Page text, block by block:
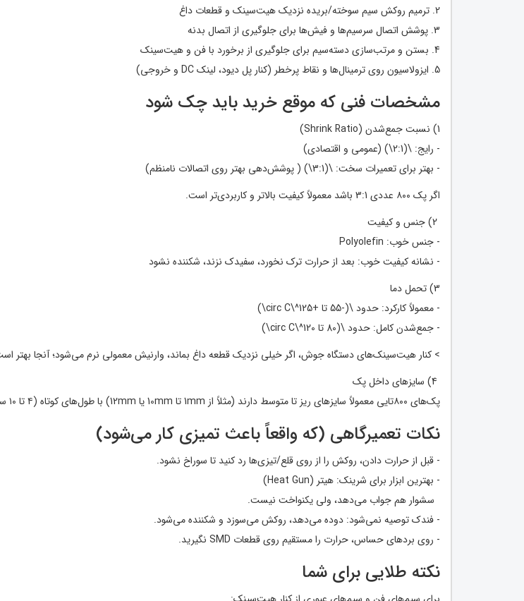
2. ترمیم روکش سیم سوخته/بریده نزدیک هیت‌سینک و قطعات داغ
3. پوشش اتصال سرسیم‌ها و فیش‌ها برای جلوگیری از اتصال بدنه
4. بستن و مرتب‌سازی دسته‌سیم برای جلوگیری از برخورد با فن و هیت‌سینک
5. ایزولاسیون روی ترمینال‌ها و نقاط پرخطر (کنار پل دیود، لینک DC و خروجی)
مشخصات فنی که موقع خرید باید چک شود
1) نسبت جمع‌شدن (Shrink Ratio)
- رایج: \(2:1\) (عمومی و اقتصادی)
- بهتر برای تعمیرات سخت: \(3:1\) ( پوشش‌دهی بهتر روی اتصالات نامنظم)
اگر پک ۸۰۰ عددی 3:1 باشد معمولاً کیفیت بالاتر و کاربردی‌تر است.
- جنس خوب: Polyolefin
- نشانه کیفیت خوب: بعد از حرارت ترک نخورد، سفیدک نزند، شکننده نشود
3) تحمل دما
- معمولاً کارکرد: حدود \(-55 تا +125^\circ C\)
- جمع‌شدن کامل: حدود \(80 تا 120^\circ C\)
> کنار هیت‌سینک‌های دستگاه جوش، اگر خیلی نزدیک قطعه داغ بماند، وارنیش معمولی نرم می‌شود؛ آنجا بهتر
پک‌های ۸۰۰تایی معمولاً سایزهای ریز تا متوسط دارند (مثلاً از 1mm تا 10mm یا 12mm) با طول‌های کوتاه (۴ تا ۱۰ سانت).
نکات تعمیرگاهی (که واقعاً باعث تمیزی کار می‌شود)
- قبل از حرارت دادن، روکش را از روی قلع/تیزی‌ها رد کنید تا سوراخ نشود.
- بهترین ابزار برای شرینک: هیتر (Heat Gun)
سشوار هم جواب می‌دهد، ولی یکنواخت نیست.
- فندک توصیه نمی‌شود: دوده می‌دهد، روکش می‌سوزد و شکننده می‌شود.
- روی بردهای حساس، حرارت را مستقیم روی قطعات SMD نگیرید.
نکته طلایی برای شما